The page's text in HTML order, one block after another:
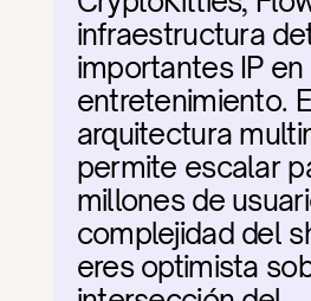
infraestructura
importantes IP
entretenimiento.
arquitectura
permite escalar
millones de
complejidad del
eres optimista